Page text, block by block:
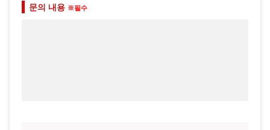
문의 내용 ※필수